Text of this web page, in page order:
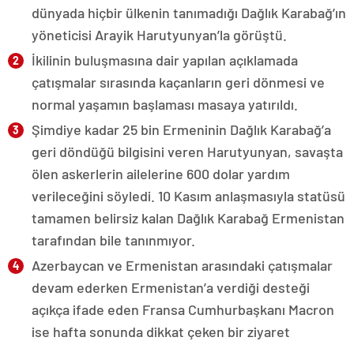
dünyada hiçbir ülkenin tanımadığı Dağlık Karabağ’ın
yöneticisi Arayik Harutyunyan’la görüştü.
İkilinin buluşmasına dair yapılan açıklamada
çatışmalar sırasında kaçanların geri dönmesi ve
normal yaşamın başlaması masaya yatırıldı.
Şimdiye kadar 25 bin Ermeninin Dağlık Karabağ’a
geri döndüğü bilgisini veren Harutyunyan, savaşta
ölen askerlerin ailelerine 600 dolar yardım
verileceğini söyledi. 10 Kasım anlaşmasıyla statüsü
tamamen belirsiz kalan Dağlık Karabağ Ermenistan
tarafından bile tanınmıyor.
Azerbaycan ve Ermenistan arasındaki çatışmalar
devam ederken Ermenistan’a verdiği desteği
açıkça ifade eden Fransa Cumhurbaşkanı Macron
ise hafta sonunda dikkat çeken bir ziyaret